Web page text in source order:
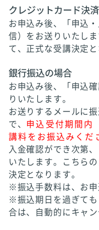
クレジットカード決
お申込み後、「申込
信）をお送りいたし
て、正式な受講決定と
銀行振込の場合
お申込み後、「申込
りいたします。
お送りするメールに
で、 申込受付期間内
講料をお振込みくだ
入金確認ができ次第
いたします。こちら
決定となります。
※振込手数料は、お申
※振込期日を過ぎて
合は、自動的にキャン